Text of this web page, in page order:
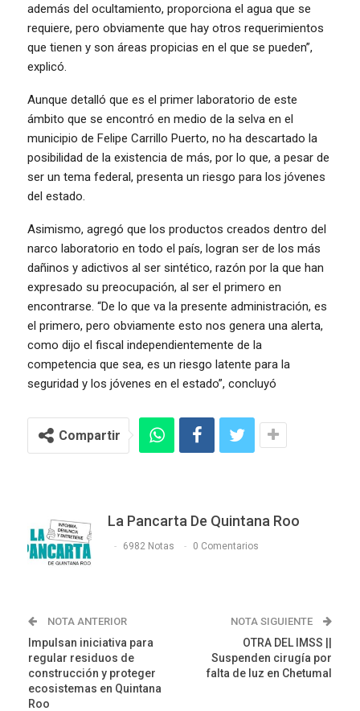
además del ocultamiento, proporciona el agua que se
requiere, pero obviamente que hay otros requerimientos
que tienen y son áreas propicias en el que se pueden”,
explicó.
Aunque detalló que es el primer laboratorio de este
ámbito que se encontró en medio de la selva en el
municipio de Felipe Carrillo Puerto, no ha descartado la
posibilidad de la existencia de más, por lo que, a pesar de
ser un tema federal, presenta un riesgo para los jóvenes
del estado.
Asimismo, agregó que los productos creados dentro del
narco laboratorio en todo el país, logran ser de los más
dañinos y adictivos al ser sintético, razón por la que han
expresado su preocupación, al ser el primero en
encontrarse. “De lo que va la presente administración, es
el primero, pero obviamente esto nos genera una alerta,
como dijo el fiscal independientemente de la
competencia que sea, es un riesgo latente para la
seguridad y los jóvenes en el estado”, concluyó
Compartir
La Pancarta De Quintana Roo
6982 Notas 0 Comentarios
NOTA ANTERIOR
Impulsan iniciativa para
regular residuos de
construcción y proteger
ecosistemas en Quintana
Roo
NOTA SIGUIENTE
OTRA DEL IMSS ||
Suspenden cirugía por
falta de luz en Chetumal